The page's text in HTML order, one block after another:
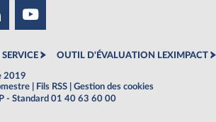
OUTIL D'ÉVALUATION LEXIMPACT
2019
Fils RSS
Gestion des cookies
- Standard 01 40 63 60 00